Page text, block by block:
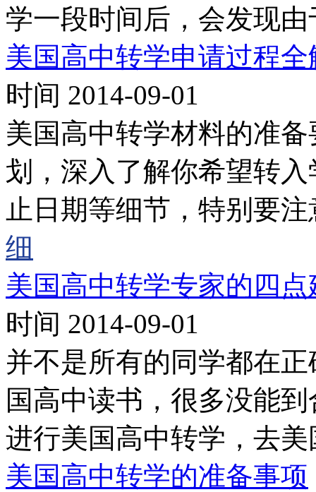
学一段时间后，会发现
美国高中转学申请过程全
时间 2014-09-01
美国高中转学材料的准
划，深入了解你希望转
止日期等细节，特别要
细
美国高中转学专家的四点
时间 2014-09-01
并不是所有的同学都在
国高中读书，很多没能
进行美国高中转学，去
美国高中转学的准备事项